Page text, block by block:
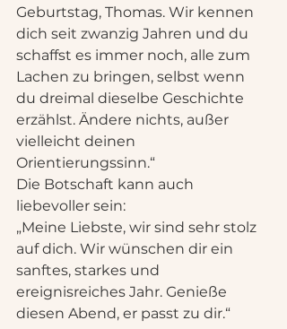
Geburtstag, Thomas. Wir kennen
dich seit zwanzig Jahren und du
schaffst es immer noch, alle zum
Lachen zu bringen, selbst wenn
du dreimal dieselbe Geschichte
erzählst. Ändere nichts, außer
vielleicht deinen
Orientierungssinn.“
Die Botschaft kann auch
liebevoller sein:
„Meine Liebste, wir sind sehr stolz
auf dich. Wir wünschen dir ein
sanftes, starkes und
ereignisreiches Jahr. Genieße
diesen Abend, er passt zu dir.“